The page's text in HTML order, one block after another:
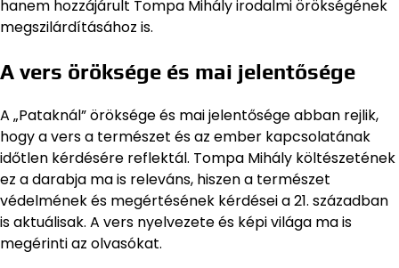
hanem hozzájárult Tompa Mihály irodalmi örökségének
megszilárdításához is.
A vers öröksége és mai jelentősége
A „Pataknál” öröksége és mai jelentősége abban rejlik,
hogy a vers a természet és az ember kapcsolatának
időtlen kérdésére reflektál. Tompa Mihály költészetének
ez a darabja ma is releváns, hiszen a természet
védelmének és megértésének kérdései a 21. században
is aktuálisak. A vers nyelvezete és képi világa ma is
megérinti az olvasókat.